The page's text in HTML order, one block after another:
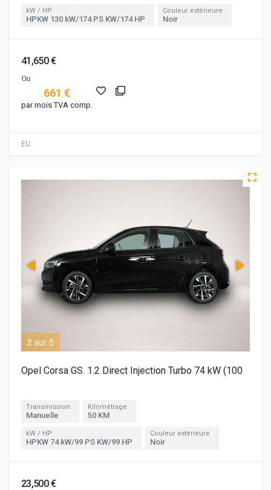
EU
kW / HP
HPKW 130 kW/174 PS KW/174 HP
Couleur extérieure
Noir
41,650 €
Ou
661 €
par mois TVA comp.
2 sur 5
Opel Corsa GS. 1.2 Direct Injection Turbo 74 kW (100
Transmission
Manuelle
Kilométrage
50 KM
kW / HP
HPKW 74 kW/99 PS KW/99 HP
Couleur extérieure
Noir
23,500 €